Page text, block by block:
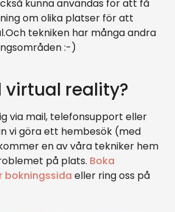
kunna användas för att få
om olika platser för att
tekniken har många andra
:-)
virtual reality?
via mail, telefonsupport eller
vi göra ett hembesök (med
en av våra tekniker hem
på plats. Boka
bokningssida eller ring oss på